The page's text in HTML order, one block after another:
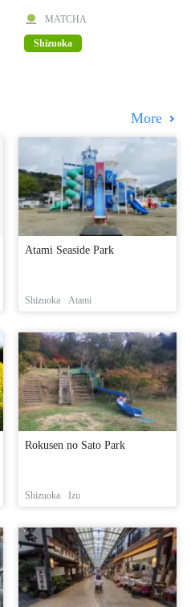
MATCHA
Shizuoka
More
Atami Seaside Park
Shizuoka Atami
Rokusen no Sato Park
Shizuoka Izu